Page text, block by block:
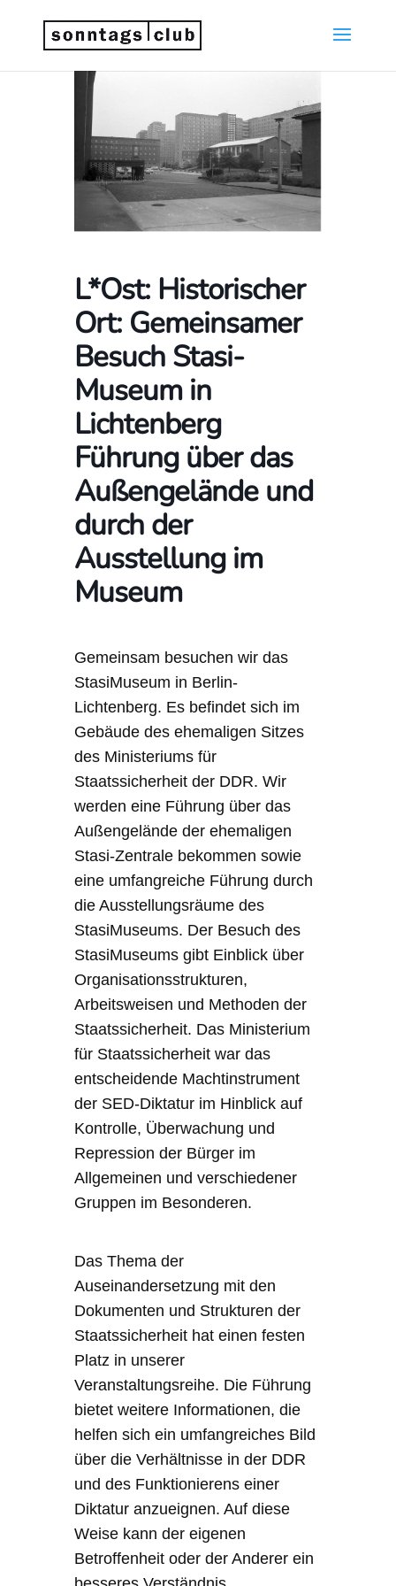
L*Ost: Historischer
Ort: Gemeinsamer
Besuch Stasi-
Museum in
Lichtenberg
Führung über das
Außengelände und
durch der
Ausstellung im
Museum
Gemeinsam besuchen wir das
StasiMuseum in Berlin-
Lichtenberg. Es befindet sich im
Gebäude des ehemaligen Sitzes
des Ministeriums für
Staatssicherheit der DDR. Wir
werden eine Führung über das
Außengelände der ehemaligen
Stasi-Zentrale bekommen sowie
eine umfangreiche Führung durch
die Ausstellungsräume des
StasiMuseums. Der Besuch des
StasiMuseums gibt Einblick über
Organisationsstrukturen,
Arbeitsweisen und Methoden der
Staatssicherheit. Das Ministerium
für Staatssicherheit war das
entscheidende Machtinstrument
der SED-Diktatur im Hinblick auf
Kontrolle, Überwachung und
Repression der Bürger im
Allgemeinen und verschiedener
Gruppen im Besonderen.
Das Thema der
Auseinandersetzung mit den
Dokumenten und Strukturen der
Staatssicherheit hat einen festen
Platz in unserer
Veranstaltungsreihe. Die Führung
bietet weitere Informationen, die
helfen sich ein umfangreiches Bild
über die Verhältnisse in der DDR
und des Funktionierens einer
Diktatur anzueignen. Auf diese
Weise kann der eigenen
Betroffenheit oder der Anderer ein